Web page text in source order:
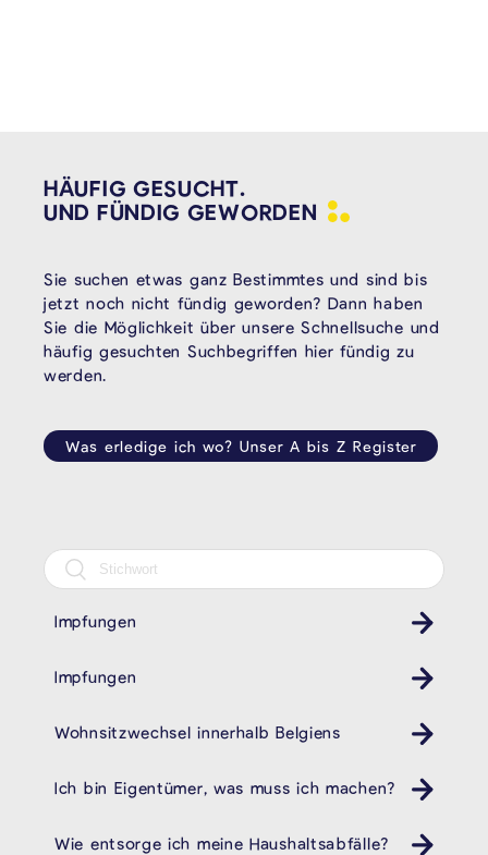
HÄUFIG GESUCHT.
UND FÜNDIG GEWORDEN
Sie suchen etwas ganz Bestimmtes und sind bis
jetzt noch nicht fündig geworden? Dann haben
Sie die Möglichkeit über unsere Schnellsuche und
häufig gesuchten Suchbegriffen hier fündig zu
werden.
Was erledige ich wo? Unser A bis Z Register
Impfungen
Gesundheit
Impfungen
Gesundheit
Wohnsitzwechsel innerhalb Belgiens
Ich bin Eigentümer, was muss ich machen?
Wie entsorge ich meine Haushaltsabfälle?
Müll